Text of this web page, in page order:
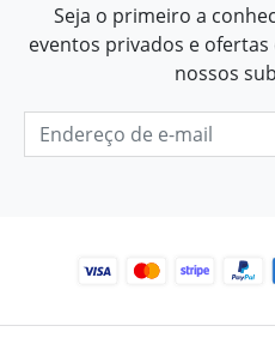
Seja o primeiro a
eventos privados e
nossos